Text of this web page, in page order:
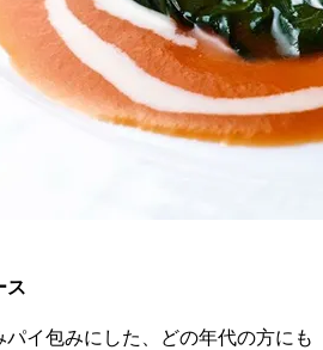
ス
イ包みにした、どの年代の方にも